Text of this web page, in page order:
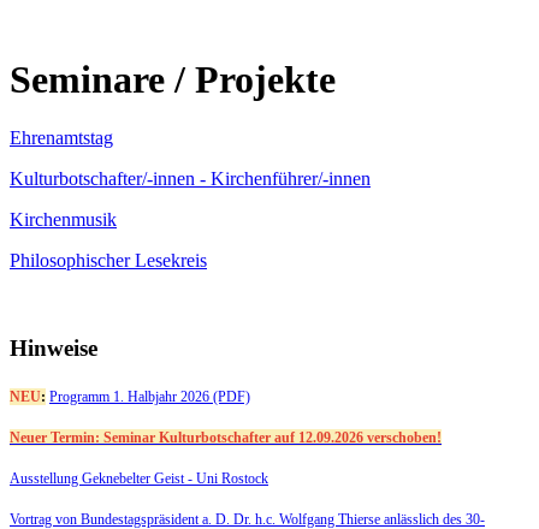
Seminare / Projekte
Ehrenamtstag
Kulturbotschafter/-innen - Kirchenführer/-innen
Kirchenmusik
Philosophischer Lesekreis
Hinweise
NEU: Programm 1. Halbjahr 2026 (PDF)
Neuer Termin: Seminar Kulturbotschafter auf 12.09.2026 verschoben!
Ausstellung Geknebelter Geist - Uni Rostock
Vortrag von Bundestagspräsident a. D. Dr. h.c. Wolfgang Thierse anlässlich des 30-